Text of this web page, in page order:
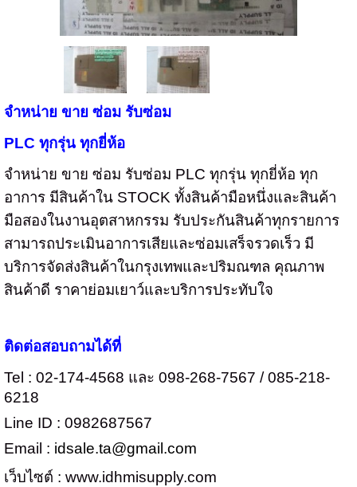
จำหน่าย ขาย ซ่อม รับซ่อม
PLC ทุกรุ่น ทุกยี่ห้อ
จำหน่าย ขาย ซ่อม รับซ่อม PLC ทุกรุ่น ทุกยี่ห้อ ทุก
อาการ มีสินค้าในSTOCK ทั้งสินค้ามือหนึ่งและสินค้า
มือสองในงานอุตสาหกรรม รับประกันสินค้าทุกรายการ
สามารถประเมินอาการเสียและซ่อมเสร็จรวดเร็ว มี
บริการจัดส่งสินค้าในกรุงเทพและปริมณฑล คุณภาพ
สินค้าดี ราคาย่อมเยาว์และบริการประทับใจ
ติดต่อสอบถามได้ที่
Tel : 02-174-4568 และ 098-268-7567 / 085-218-
6218
Line ID : 0982687567
Email : idsale.ta@gmail.com
เว็บไซต์ : www.idhmisupply.com